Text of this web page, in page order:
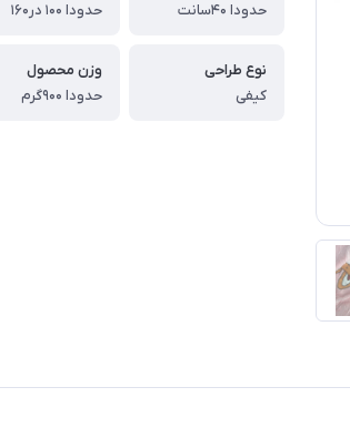
حدودا ۴۰سانت
حدودا ۱۰۰ در۱۶۰
نوع طراحی
کیفی
وزن محصول
حدودا ۹۰۰گرم